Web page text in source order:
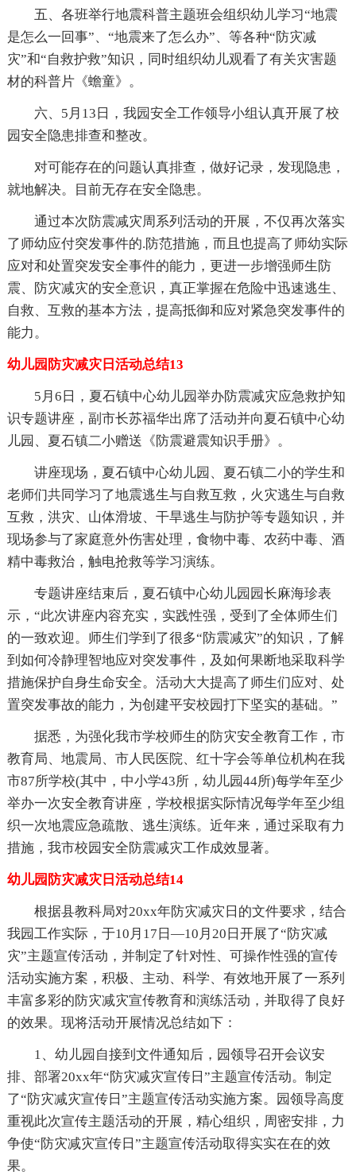
五、各班举行地震科普主题班会组织幼儿学习“地震
是怎么一回事”、“地震来了怎么办”、等各种“防灾减
灾”和“自救护救”知识，同时组织幼儿观看了有关灾害题
材的科普片《蟾童》。
六、5月13日，我园安全工作领导小组认真开展了校
园安全隐患排查和整改。
对可能存在的问题认真排查，做好记录，发现隐患，
就地解决。目前无存在安全隐患。
通过本次防震减灾周系列活动的开展，不仅再次落实
了师幼应付突发事件的.防范措施，而且也提高了师幼实际
应对和处置突发安全事件的能力，更进一步增强师生防
震、防灾减灾的安全意识，真正掌握在危险中迅速逃生、
自救、互救的基本方法，提高抵御和应对紧急突发事件的
能力。
幼儿园防灾减灾日活动总结13
5月6日，夏石镇中心幼儿园举办防震减灾应急救护知
识专题讲座，副市长苏福华出席了活动并向夏石镇中心幼
儿园、夏石镇二小赠送《防震避震知识手册》。
讲座现场，夏石镇中心幼儿园、夏石镇二小的学生和
老师们共同学习了地震逃生与自救互救，火灾逃生与自救
互救，洪灾、山体滑坡、干旱逃生与防护等专题知识，并
现场参与了家庭意外伤害处理，食物中毒、农药中毒、酒
精中毒救治，触电抢救等学习演练。
专题讲座结束后，夏石镇中心幼儿园园长麻海珍表
示，“此次讲座内容充实，实践性强，受到了全体师生们
的一致欢迎。师生们学到了很多“防震减灾”的知识，了解
到如何冷静理智地应对突发事件，及如何果断地采取科学
措施保护自身生命安全。活动大大提高了师生们应对、处
置突发事故的能力，为创建平安校园打下坚实的基础。”
据悉，为强化我市学校师生的防灾安全教育工作，市
教育局、地震局、市人民医院、红十字会等单位机构在我
市87所学校(其中，中小学43所，幼儿园44所)每学年至少
举办一次安全教育讲座，学校根据实际情况每学年至少组
织一次地震应急疏散、逃生演练。近年来，通过采取有力
措施，我市校园安全防震减灾工作成效显著。
幼儿园防灾减灾日活动总结14
根据县教科局对20xx年防灾减灾日的文件要求，结合
我园工作实际，于10月17日—10月20日开展了“防灾减
灾”主题宣传活动，并制定了针对性、可操作性强的宣传
活动实施方案，积极、主动、科学、有效地开展了一系列
丰富多彩的防灾减灾宣传教育和演练活动，并取得了良好
的效果。现将活动开展情况总结如下：
1、幼儿园自接到文件通知后，园领导召开会议安
排、部署20xx年“防灾减灾宣传日”主题宣传活动。制定
了“防灾减灾宣传日”主题宣传活动实施方案。园领导高度
重视此次宣传主题活动的开展，精心组织，周密安排，力
争使“防灾减灾宣传日”主题宣传活动取得实实在在的效
果。